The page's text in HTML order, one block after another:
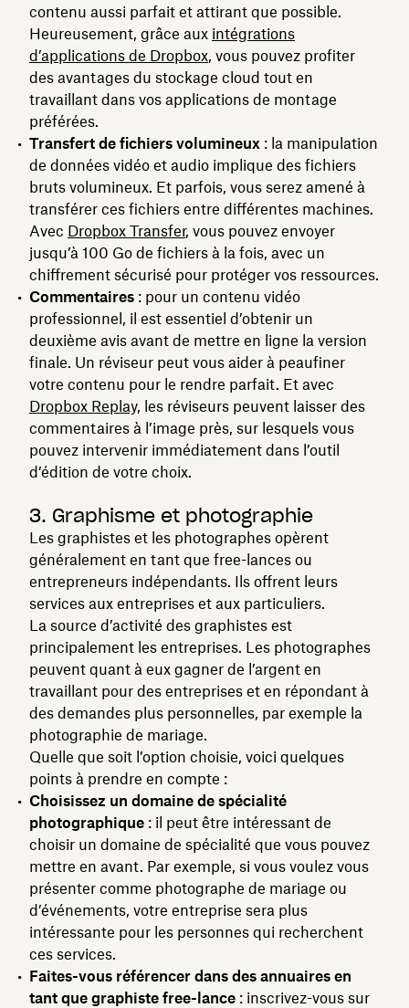
contenu aussi parfait et attirant que possible.
Heureusement, grâce aux intégrations
d’applications de Dropbox, vous pouvez profiter
des avantages du stockage cloud tout en
travaillant dans vos applications de montage
préférées.
Transfert de fichiers volumineux : la manipulation
de données vidéo et audio implique des fichiers
bruts volumineux. Et parfois, vous serez amené à
transférer ces fichiers entre différentes machines.
Avec Dropbox Transfer, vous pouvez envoyer
jusqu’à 100 Go de fichiers à la fois, avec un
chiffrement sécurisé pour protéger vos ressources.
Commentaires : pour un contenu vidéo
professionnel, il est essentiel d’obtenir un
deuxième avis avant de mettre en ligne la version
finale. Un réviseur peut vous aider à peaufiner
votre contenu pour le rendre parfait. Et avec
Dropbox Replay, les réviseurs peuvent laisser des
commentaires à l’image près, sur lesquels vous
pouvez intervenir immédiatement dans l’outil
d’édition de votre choix.
3. Graphisme et photographie
Les graphistes et les photographes opèrent
généralement en tant que free-lances ou
entrepreneurs indépendants. Ils offrent leurs
services aux entreprises et aux particuliers.
La source d’activité des graphistes est
principalement les entreprises. Les photographes
peuvent quant à eux gagner de l’argent en
travaillant pour des entreprises et en répondant à
des demandes plus personnelles, par exemple la
photographie de mariage.
Quelle que soit l’option choisie, voici quelques
points à prendre en compte :
Choisissez un domaine de spécialité
photographique : il peut être intéressant de
choisir un domaine de spécialité que vous pouvez
mettre en avant. Par exemple, si vous voulez vous
présenter comme photographe de mariage ou
d’événements, votre entreprise sera plus
intéressante pour les personnes qui recherchent
ces services.
Faites-vous référencer dans des annuaires en
tant que graphiste free-lance : inscrivez-vous sur